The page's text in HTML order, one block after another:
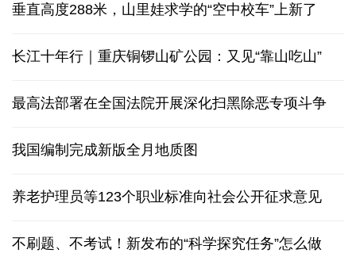
垂直高度288米，山里娃求学的“空中校车”上新了
长江十年行｜重庆铜锣山矿公园：又见“靠山吃山”
最高法部署在全国法院开展深化扫黑除恶专项斗争
我国编制完成新版全月地质图
养老护理员等123个职业标准向社会公开征求意见
不刷题、不考试！新发布的“科学探究任务”怎么做